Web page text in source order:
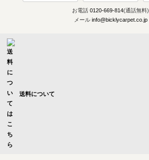
お電話 0120-669-814(通話無料)
メール info@bicklycarpet.co.jp
送料について